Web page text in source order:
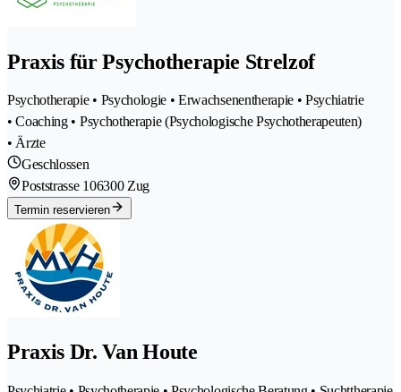
Praxis für Psychotherapie Strelzof
Psychotherapie • Psychologie • Erwachsenentherapie • Psychiatrie
• Coaching • Psychotherapie (Psychologische Psychotherapeuten)
• Ärzte
Geschlossen
Poststrasse 106300 Zug
Termin reservieren
Praxis Dr. Van Houte